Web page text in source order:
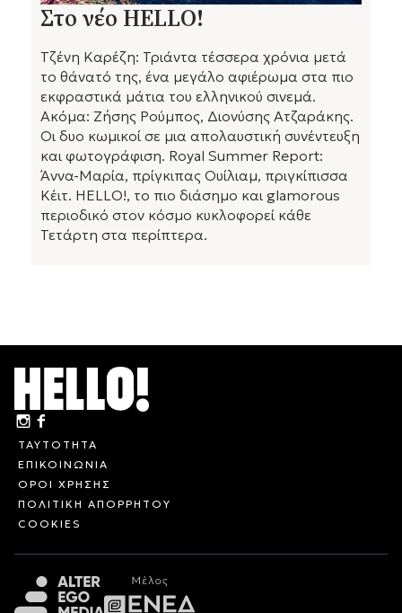
Στο νέο HELLO!
Τζένη Καρέζη: Τριάντα τέσσερα χρόνια μετά
το θάνατό της, ένα μεγάλο αφιέρωμα στα πιο
εκφραστικά μάτια του ελληνικού σινεμά.
Ακόμα: Ζήσης Ρούμπος, Διονύσης Ατζαράκης.
Οι δυο κωμικοί σε μια απολαυστική συνέντευξη
και φωτογράφιση. Royal Summer Report:
Άννα-Μαρία, πρίγκιπας Ουίλιαμ, πριγκίπισσα
Κέιτ. HELLO!, το πιο διάσημο και glamorous
περιοδικό στον κόσμο κυκλοφορεί κάθε
Τετάρτη στα περίπτερα.
ΤΑΥΤΟΤΗΤΑ
ΕΠΙΚΟΙΝΩΝΙΑ
ΟΡΟΙ ΧΡΗΣΗΣ
ΠΟΛΙΤΙΚΗ ΑΠΟΡΡΗΤΟΥ
COOKIES